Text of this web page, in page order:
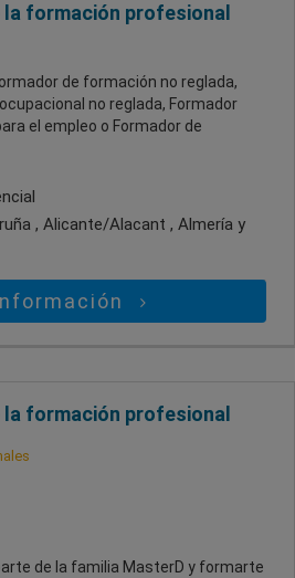
la formación profesional
de formación no reglada,
no reglada, Formador
el empleo o Formador de
, Alicante/Alacant , Almería y
la formación profesional
de la familia MasterD y formarte